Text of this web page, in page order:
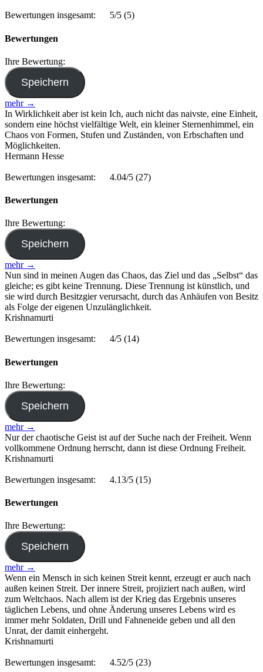
Bewertungen insgesamt: 5/5 (5)
Bewertungen
Ihre Bewertung:
mehr →
In Wirklichkeit aber ist kein Ich, auch nicht das naivste, eine Einheit,
sondern eine höchst vielfältige Welt, ein kleiner Sternenhimmel, ein
Chaos von Formen, Stufen und Zuständen, von Erbschaften und
Möglichkeiten.
Hermann Hesse
Bewertungen insgesamt: 4.04/5 (27)
Bewertungen
Ihre Bewertung:
mehr →
Nun sind in meinen Augen das Chaos, das Ziel und das „Selbst“ das
gleiche; es gibt keine Trennung. Diese Trennung ist künstlich, und
sie wird durch Besitzgier verursacht, durch das Anhäufen von Besitz
als Folge der eigenen Unzulänglichkeit.
Krishnamurti
Bewertungen insgesamt: 4/5 (14)
Bewertungen
Ihre Bewertung:
mehr →
Nur der chaotische Geist ist auf der Suche nach der Freiheit. Wenn
vollkommene Ordnung herrscht, dann ist diese Ordnung Freiheit.
Krishnamurti
Bewertungen insgesamt: 4.13/5 (15)
Bewertungen
Ihre Bewertung:
mehr →
Wenn ein Mensch in sich keinen Streit kennt, erzeugt er auch nach
außen keinen Streit. Der innere Streit, projiziert nach außen, wird
zum Weltchaos. Nach allem ist der Krieg das Ergebnis unseres
täglichen Lebens, und ohne Änderung unseres Lebens wird es
immer mehr Soldaten, Drill und Fahneneide geben und all den
Unrat, der damit einhergeht.
Krishnamurti
Bewertungen insgesamt: 4.52/5 (23)